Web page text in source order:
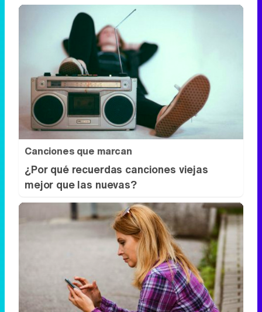
Canciones que marcan
¿Por qué recuerdas canciones viejas
mejor que las nuevas?